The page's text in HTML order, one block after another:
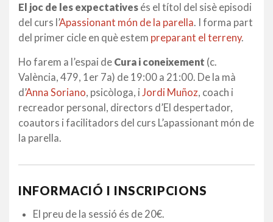
El joc de les expectatives és el títol del sisè episodi
del curs l’Apassionant món de la parella. I forma part
del primer cicle en què estem preparant el terreny.
Ho farem a l’espai de Cura i coneixement (c.
València, 479, 1er 7a) de 19:00 a 21:00. De la mà
d’Anna Soriano, psicòloga, i Jordi Muñoz, coach i
recreador personal, directors d’El despertador,
coautors i facilitadors del curs L’apassionant món de
la parella.
INFORMACIÓ I INSCRIPCIONS
El preu de la sessió és de 20€.